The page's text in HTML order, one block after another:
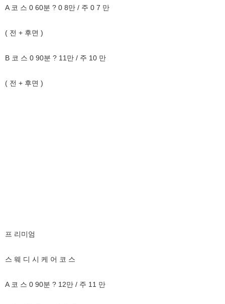
A 코 스 0 60분 ? 0 8만 / 주 0 7 만
( 전 + 후면 )
B 코 스 0 90분 ? 11만 / 주 10 만
( 전 + 후면 )
프 리미엄
스 웨 디 시 케 어 코 스
A 코 스 0 90분 ? 12만 / 주 11 만